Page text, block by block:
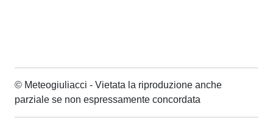
© Meteogiuliacci - Vietata la riproduzione anche
parziale se non espressamente concordata